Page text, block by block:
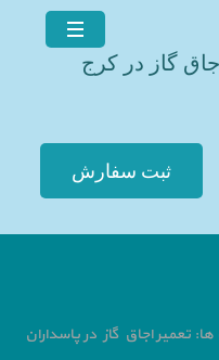
گاز در کرج
ثبت سفارش
تعمیر اجاق گاز در پاسداران